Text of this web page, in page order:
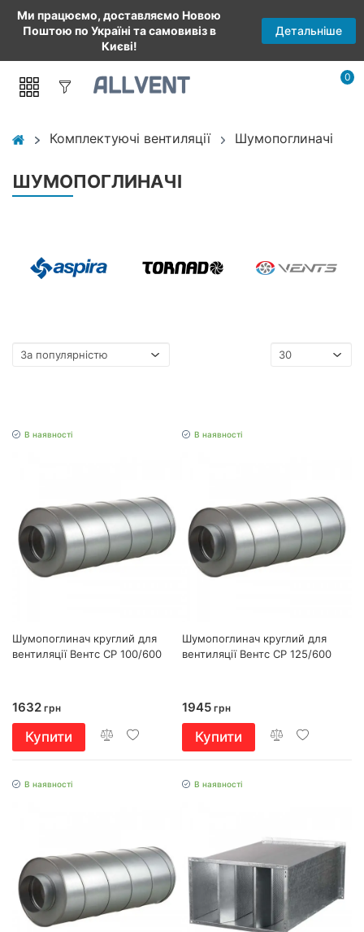
Ми працюємо, доставляємо Новою
Поштою по Україні та самовивіз в
Києві!
Детальніше
0
Комплектуючі вентиляції Шумопоглиначі
ШУМОПОГЛИНАЧІ
В наявності
Шумопоглинач круглий для
вентиляції Вентс СР 100/600
1632 грн
Купити
В наявності
Шумопоглинач круглий для
вентиляції Вентс СР 125/600
1945 грн
Купити
В наявності В наявності